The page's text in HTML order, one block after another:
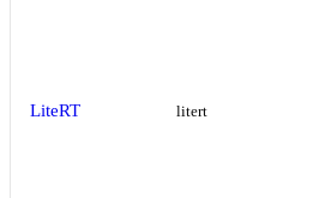
LiteRT litert